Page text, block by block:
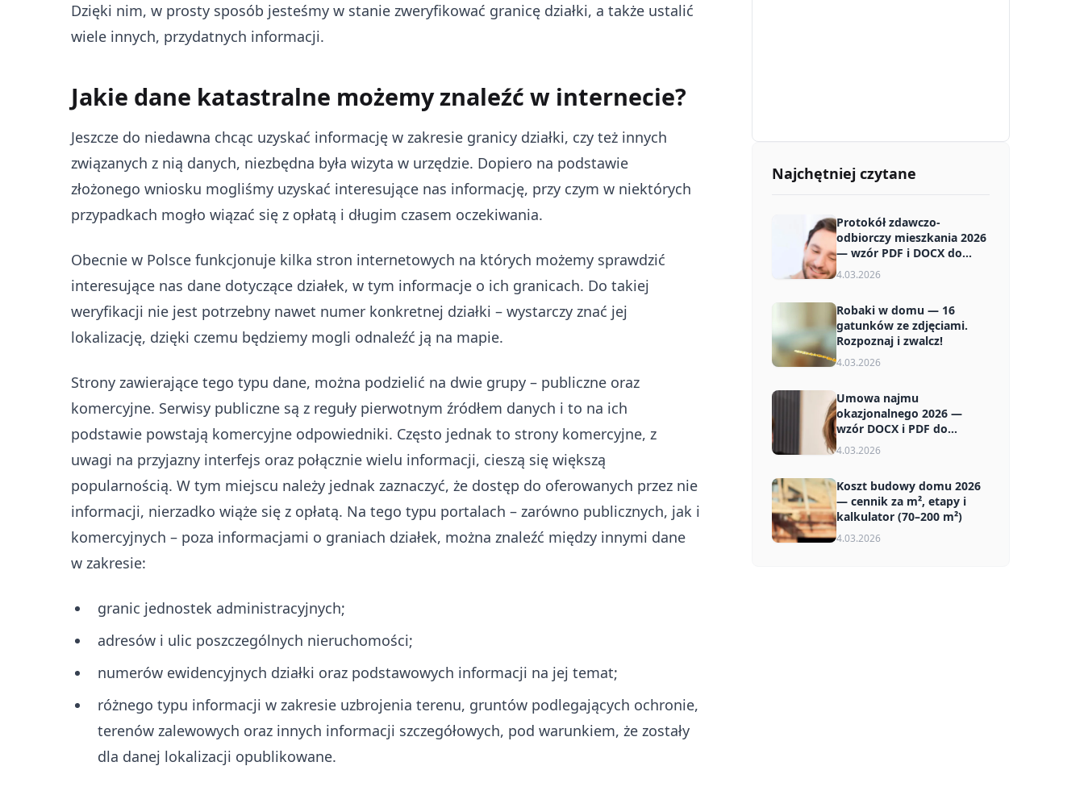
Dzięki nim, w prosty sposób jesteśmy w stanie zweryfikować granicę działki, a także ustalić
wiele innych, przydatnych informacji.
Jakie dane katastralne możemy znaleźć w internecie?
Jeszcze do niedawna chcąc uzyskać informację w zakresie granicy działki, czy też innych
związanych z nią danych, niezbędna była wizyta w urzędzie. Dopiero na podstawie
złożonego wniosku mogliśmy uzyskać interesujące nas informację, przy czym w niektórych
przypadkach mogło wiązać się z opłatą i długim czasem oczekiwania.
Obecnie w Polsce funkcjonuje kilka stron internetowych na których możemy sprawdzić
interesujące nas dane dotyczące działek, w tym informacje o ich granicach. Do takiej
weryfikacji nie jest potrzebny nawet numer konkretnej działki – wystarczy znać jej
lokalizację, dzięki czemu będziemy mogli odnaleźć ją na mapie.
Strony zawierające tego typu dane, można podzielić na dwie grupy – publiczne oraz
komercyjne. Serwisy publiczne są z reguły pierwotnym źródłem danych i to na ich
podstawie powstają komercyjne odpowiedniki. Często jednak to strony komercyjne, z
uwagi na przyjazny interfejs oraz połącznie wielu informacji, cieszą się większą
popularnością. W tym miejscu należy jednak zaznaczyć, że dostęp do oferowanych przez nie
informacji, nierzadko wiąże się z opłatą. Na tego typu portalach – zarówno publicznych, jak i
komercyjnych – poza informacjami o graniach działek, można znaleźć między innymi dane
w zakresie:
granic jednostek administracyjnych;
adresów i ulic poszczególnych nieruchomości;
numerów ewidencyjnych działki oraz podstawowych informacji na jej temat;
różnego typu informacji w zakresie uzbrojenia terenu, gruntów podlegających ochronie,
terenów zalewowych oraz innych informacji szczegółowych, pod warunkiem, że zostały
dla danej lokalizacji opublikowane.
Najchętniej czytane
Protokół zdawczo-
odbiorczy mieszkania 2026
— wzór PDF i DOCX do
pobrania
4.03.2026
Robaki w domu — 16
gatunków ze zdjęciami.
Rozpoznaj i zwalcz!
4.03.2026
Umowa najmu
okazjonalnego 2026 —
wzór DOCX i PDF do
pobrania za darmo
4.03.2026
Koszt budowy domu 2026
— cennik za m², etapy i
kalkulator (70–200 m²)
4.03.2026